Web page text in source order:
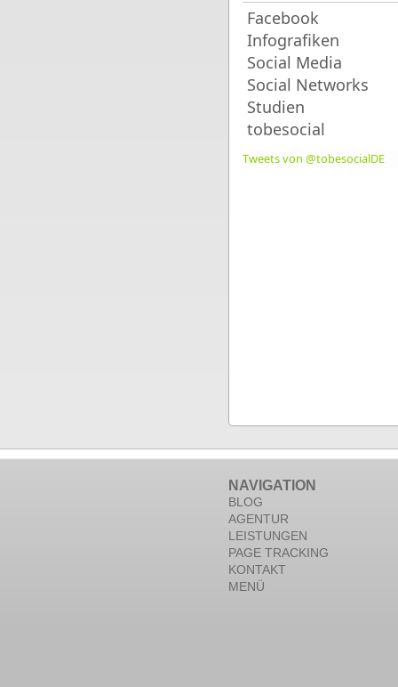
Facebook
Infografiken
Social Media
Social Networks
Studien
tobesocial
Tweets von @tobesocialDE
NAVIGATION
BLOG
AGENTUR
LEISTUNGEN
PAGE TRACKING
KONTAKT
MENÜ